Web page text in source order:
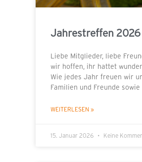
Jahrestreffen 2026
Liebe Mitglieder, liebe
wir hoffen, ihr hattet
Wie jedes Jahr freuen wir
Familien und Freunde
WEITERLESEN »
15. Januar 2026 Keine